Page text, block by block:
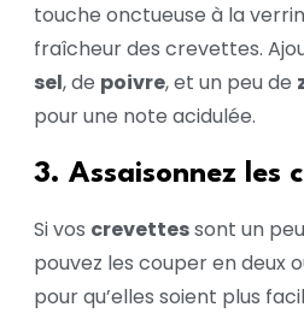
touche onctueuse à la
fraîcheur des crevettes.
sel, de poivre, et un peu de
pour une note acidulée.
3. Assaisonnez les
Si vos crevettessont un
pouvez les couper en deux
pour qu’elles soient plus